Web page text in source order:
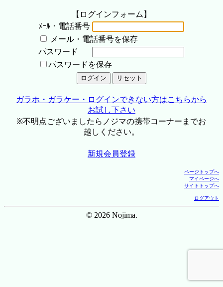
【ログインフォーム】
ﾒｰﾙ・電話番号
メール・電話番号を保存
パスワード
パスワードを保存
ガラホ・ガラケー・ログインできない方はこちらから
お試し下さい
※不明点ございましたらノジマの携帯コーナーまでお
越しください。
新規会員登録
ページトップへ
マイページへ
サイトトップへ
ログアウト
© 2026 Nojima.